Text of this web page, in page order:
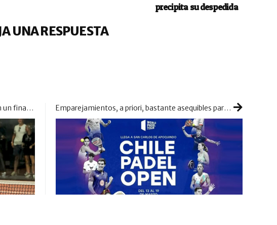
precipita su despedida
UNA RESPUESTA
Maxi Sánchez y Andrés Britos se elevan con un final apoteósico en Sudáfrica Emparejamientos, a priori, bastante asequibles para los favoritos en el inicio de Chile